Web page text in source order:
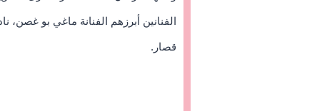
الفنانين أبرزهم الفنانة ماغي بو
قصار.